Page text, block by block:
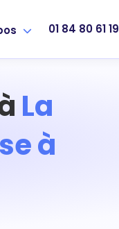
01 84 80 61 19
La
à